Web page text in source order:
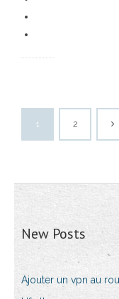
1 2
New Posts
Ajouter un vpn au